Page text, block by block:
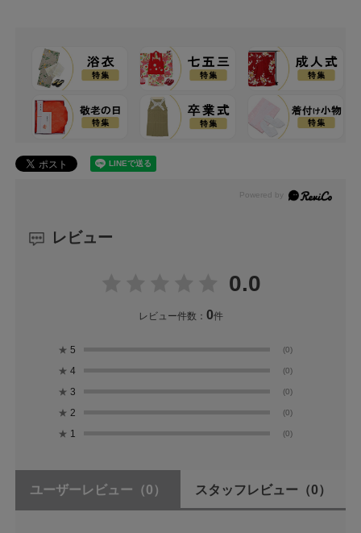
レビュー
0.0
レビュー件数： 0件
★ 5 (0)
★ 4 (0)
★ 3 (0)
★ 2 (0)
★ 1 (0)
ユーザーレビュー （0） スタッフレビュー （0）